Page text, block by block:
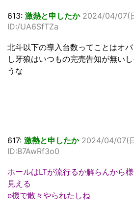
613: 激熱と申したか 2024/04/07(
ID:/UA6SfTZa
北斗以下の導入台数ってことはオ
し牙狼はいつもの完売告知が無い
うな
617: 激熱と申したか 2024/04/07(
ID:B7AwRf3o0
ホールはLTが流行るか解らんから
見える
e機で散々やられたしね